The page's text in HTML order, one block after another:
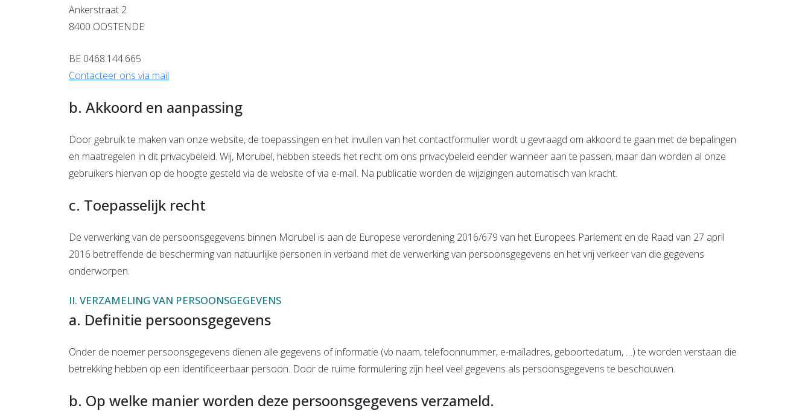
Ankerstraat 2
8400 OOSTENDE
BE 0468.144.665
Contacteer ons via mail
b. Akkoord en aanpassing
Door gebruik te maken van onze website, de toepassingen en het invullen van het contactformulier wordt u gevraagd om akkoord te gaan met de bepalingen
en maatregelen in dit privacybeleid. Wij, Morubel, hebben steeds het recht om ons privacybeleid eender wanneer aan te passen, maar dan worden al onze
gebruikers hiervan op de hoogte gesteld via de website of via e-mail. Na publicatie worden de wijzigingen automatisch van kracht.
c. Toepasselijk recht
De verwerking van de persoonsgegevens binnen Morubel is aan de Europese verordening 2016/679 van het Europees Parlement en de Raad van 27 april
2016 betreffende de bescherming van natuurlijke personen in verband met de verwerking van persoonsgegevens en het vrij verkeer van die gegevens
onderworpen.
II. VERZAMELING VAN PERSOONSGEGEVENS
a. Definitie persoonsgegevens
Onder de noemer persoonsgegevens dienen alle gegevens of informatie (vb naam, telefoonnummer, e-mailadres, geboortedatum, …) te worden verstaan die
betrekking hebben op een identificeerbaar persoon. Door de ruime formulering zijn heel veel gegevens als persoonsgegevens te beschouwen.
b. Op welke manier worden deze persoonsgegevens verzameld.